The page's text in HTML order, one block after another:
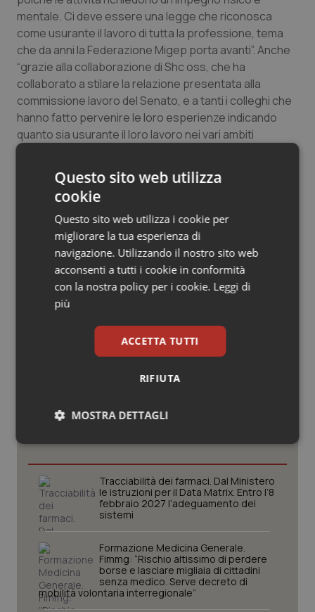
Salute orale & impianti
Sangue & coagulazione
Tiroide
Tumore al seno
Tumori del Polmone & Testa Collo
Tumori gastrointestinali
Ulcera & Reflusso
Vaccini
mentale. Ci deve essere una legge che riconosca
come usurante il lavoro di tutta la professione, tema
che da anni la Federazione Migep porta avanti”. Anche
“grazie alla collaborazione di Shc oss, che ha
collaborato a stilare la relazione presentata alla
commissione lavoro del Senato, e a tanti i colleghi che
hanno fatto pervenire le loro esperienze indicando
quanto sia usurante il loro lavoro nei vari ambiti
lavorativi, allegandoli alla relazione depositata agli atti
Nursing Up: “Nuovo DDL occasione da non
perdere per gli infermieri”
16 Febbraio 2022
© Riproduzione riservata
Potrebbe interessarti in
Tracciabilità dei farmaci. Dal Ministero
le istruzioni per il Data Matrix. Entro l’8
febbraio 2027 l’adeguamento dei
sistemi
Formazione Medicina Generale.
Fimmg: “Rischio altissimo di perdere
borse e lasciare migliaia di cittadini
senza medico. Serve decreto di
mobilità volontaria interregionale”
Questo sito web utilizza
cookie
Questo sito web utilizza i cookie per
migliorare la tua esperienza di
navigazione. Utilizzando il nostro sito web
acconsenti a tutti i cookie in conformità
con la nostra policy per i cookie. Leggi di
più
ACCETTA TUTTI
RIFIUTA
MOSTRA DETTAGLI
Necessari Statistici Marketing
Necessari Statistici Marketing
I cookie necessari contribuiscono a rendere fruibile il
sito web abilitandone funzionalità di base quali la
navigazione sulle pagine e l'accesso alle aree
protette del sito. Il sito web non è in grado di